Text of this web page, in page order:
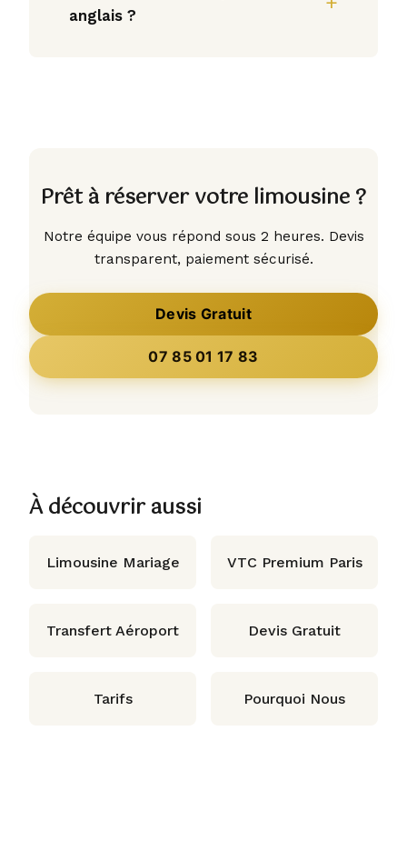
anglais ?
Prêt à réserver votre limousine ?
Notre équipe vous répond sous 2 heures. Devis
transparent, paiement sécurisé.
Devis Gratuit
07 85 01 17 83
À découvrir aussi
Limousine Mariage VTC Premium Paris
Transfert Aéroport Devis Gratuit
Tarifs Pourquoi Nous